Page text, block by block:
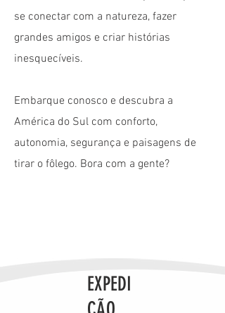
se conectar com a natureza, fazer
grandes amigos e criar histórias
inesquecíveis.
Embarque conosco e descubra a
América do Sul com conforto,
autonomia, segurança e paisagens de
tirar o fôlego. Bora com a gente?
EXPEDI